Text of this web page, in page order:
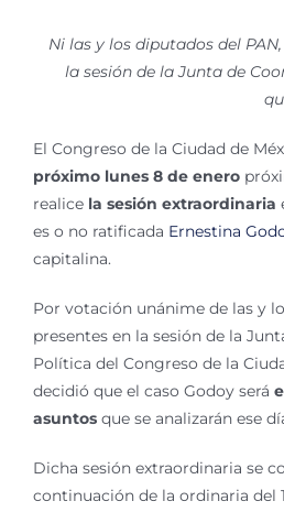
Ni las y los diputados del
la sesión de la Junta de
El Congreso de la Ciudad de
próximo lunes 8 de enero
realice la sesión extraordinaria
es o no ratificada Ernestina
capitalina.
Por votación unánime de las y
presentes en la sesión de la
Política del Congreso de la
decidió que el caso Godoy será
asuntos que se analizarán ese
Dicha sesión extraordinaria se
continuación de la ordinaria del